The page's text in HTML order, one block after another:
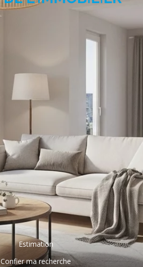
Estimation
Confier ma recherche